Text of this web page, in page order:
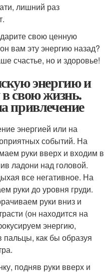
лишний раз
свою ценную
вам эту энергию назад?
счастье, но и здоровье!
энергию и
свою жизнь.
привлечение
энергией или на
событий. На
руки вверх и входим в
ладони над головой.
все негативное. На
руки до уровня груди.
руки вниз и
(он находится на
энергию,
пальцы, как бы образуя
подняв руки вверх и